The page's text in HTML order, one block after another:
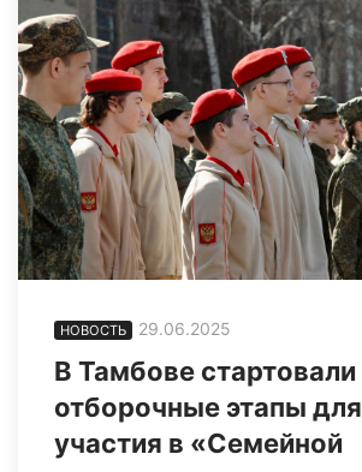
НОВОСТЬ 29.06.2025
В Тамбове стартовали
отборочные этапы для
участия в «Семейной